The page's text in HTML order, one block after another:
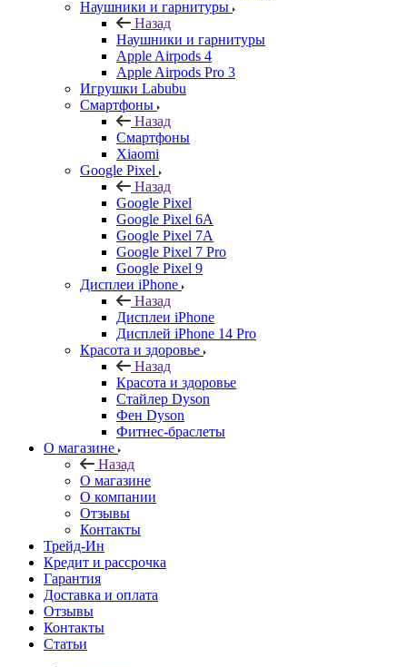
Наушники и гарнитуры
Назад
Наушники и гарнитуры
Apple Airpods 4
Apple Airpods Pro 3
Игрушки Labubu
Смартфоны
Назад
Смартфоны
Xiaomi
Google Pixel
Назад
Google Pixel
Google Pixel 6A
Google Pixel 7А
Google Pixel 7 Pro
Google Pixel 9
Дисплеи iPhone
Назад
Дисплеи iPhone
Дисплей iPhone 14 Pro
Красота и здоровье
Назад
Красота и здоровье
Стайлер Dyson
Фен Dyson
Фитнес-браслеты
О магазине
Назад
О магазине
О компании
Отзывы
Контакты
Трейд-Ин
Кредит и рассрочка
Гарантия
Доставка и оплата
Отзывы
Контакты
Статьи